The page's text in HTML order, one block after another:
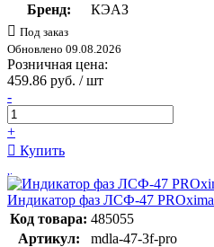
Бренд:
КЭАЗ
Под заказ
Обновлено 09.08.2026
Розничная цена:
459.86 руб. / шт
-
+
Купить
Индикатор фаз ЛСФ-47 PROxima
Код товара: 485055
Артикул:
mdla-47-3f-pro